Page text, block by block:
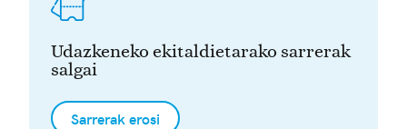
Udazkeneko ekitaldietarako sarrerak
salgai
Sarrerak erosi